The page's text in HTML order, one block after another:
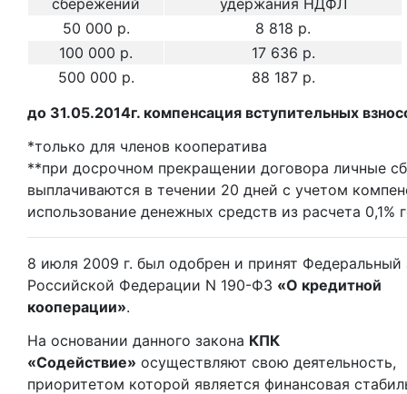
сбережений
удержания НДФЛ
50 000 р.
8 818 р.
100 000 р.
17 636 р.
500 000 р.
88 187 р.
до 31.05.2014г. компенсация вступительных
*только для членов кооператива
**при досрочном прекращении договора личные
выплачиваются в течении 20 дней с учетом
использование денежных средств из расчета 0,1%
8 июля 2009 г. был одобрен и принят Федеральный
Российской Федерации N 190-ФЗ «О кредитной
кооперации».
На основании данного закона КПК
«Содействие» осуществляют свою деятельность,
приоритетом которой является финансовая